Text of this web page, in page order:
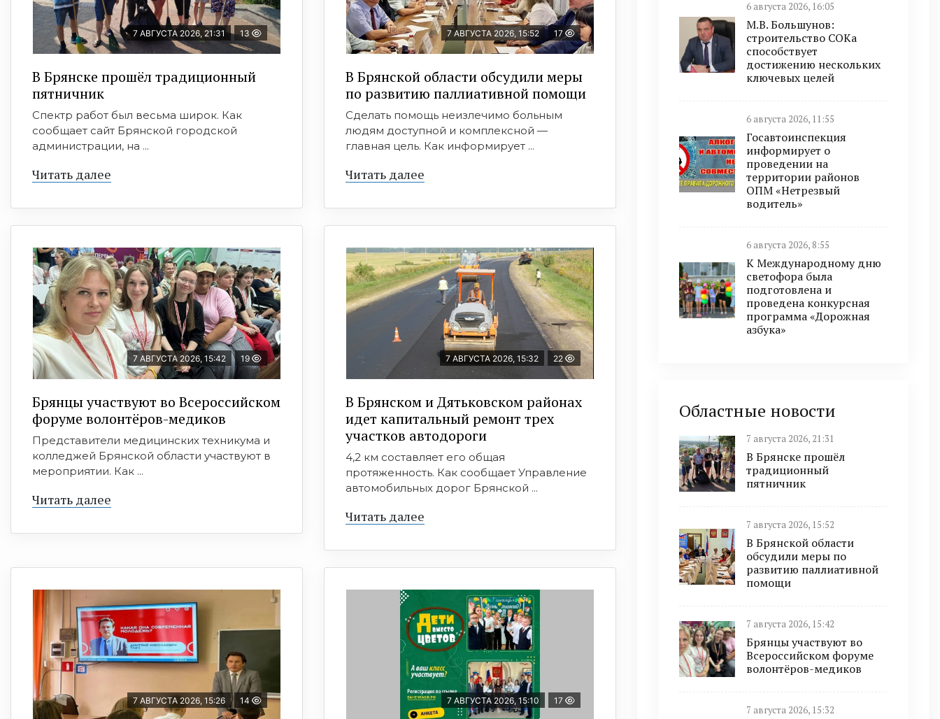
7 АВГУСТА 2026, 21:31 13
В Брянске прошёл традиционный
пятничник
Спектр работ был весьма широк. Как
сообщает сайт Брянской городской
администрации, на ...
Читать далее
7 АВГУСТА 2026, 15:52 17
В Брянской области обсудили меры
по развитию паллиативной помощи
Сделать помощь неизлечимо больным
людям доступной и комплексной —
главная цель. Как информирует ...
Читать далее
7 АВГУСТА 2026, 15:42 19
Брянцы участвуют во Всероссийском
форуме волонтёров-медиков
Представители медицинских техникума и
колледжей Брянской области участвуют в
мероприятии. Как ...
Читать далее
7 АВГУСТА 2026, 15:32 22
В Брянском и Дятьковском районах
идет капитальный ремонт трех
участков автодороги
4,2 км составляет его общая
протяженность. Как сообщает Управление
автомобильных дорог Брянской ...
Читать далее
7 АВГУСТА 2026, 15:26 14 7 АВГУСТА 2026, 15:10 17
6 августа 2026, 16:05
М.В. Большунов:
строительство СОКа
способствует
достижению нескольких
ключевых целей
6 августа 2026, 11:55
Госавтоинспекция
информирует о
проведении на
территории районов
ОПМ «Нетрезвый
водитель»
6 августа 2026, 8:55
К Международному дню
светофора была
подготовлена и
проведена конкурсная
программа «Дорожная
азбука»
Областные новости
7 августа 2026, 21:31
В Брянске прошёл
традиционный
пятничник
7 августа 2026, 15:52
В Брянской области
обсудили меры по
развитию паллиативной
помощи
7 августа 2026, 15:42
Брянцы участвуют во
Всероссийском форуме
волонтёров-медиков
7 августа 2026, 15:32